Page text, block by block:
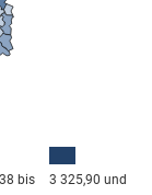
3 325,90 und
bis